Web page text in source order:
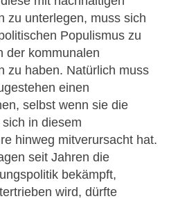
zu unterlegen, muss sich
Populismus zu
der kommunalen
zu haben. Natürlich muss
einen
selbst wenn sie die
in diesem
hinweg mitverursacht hat.
seit Jahren die
bekämpft,
wird, dürfte